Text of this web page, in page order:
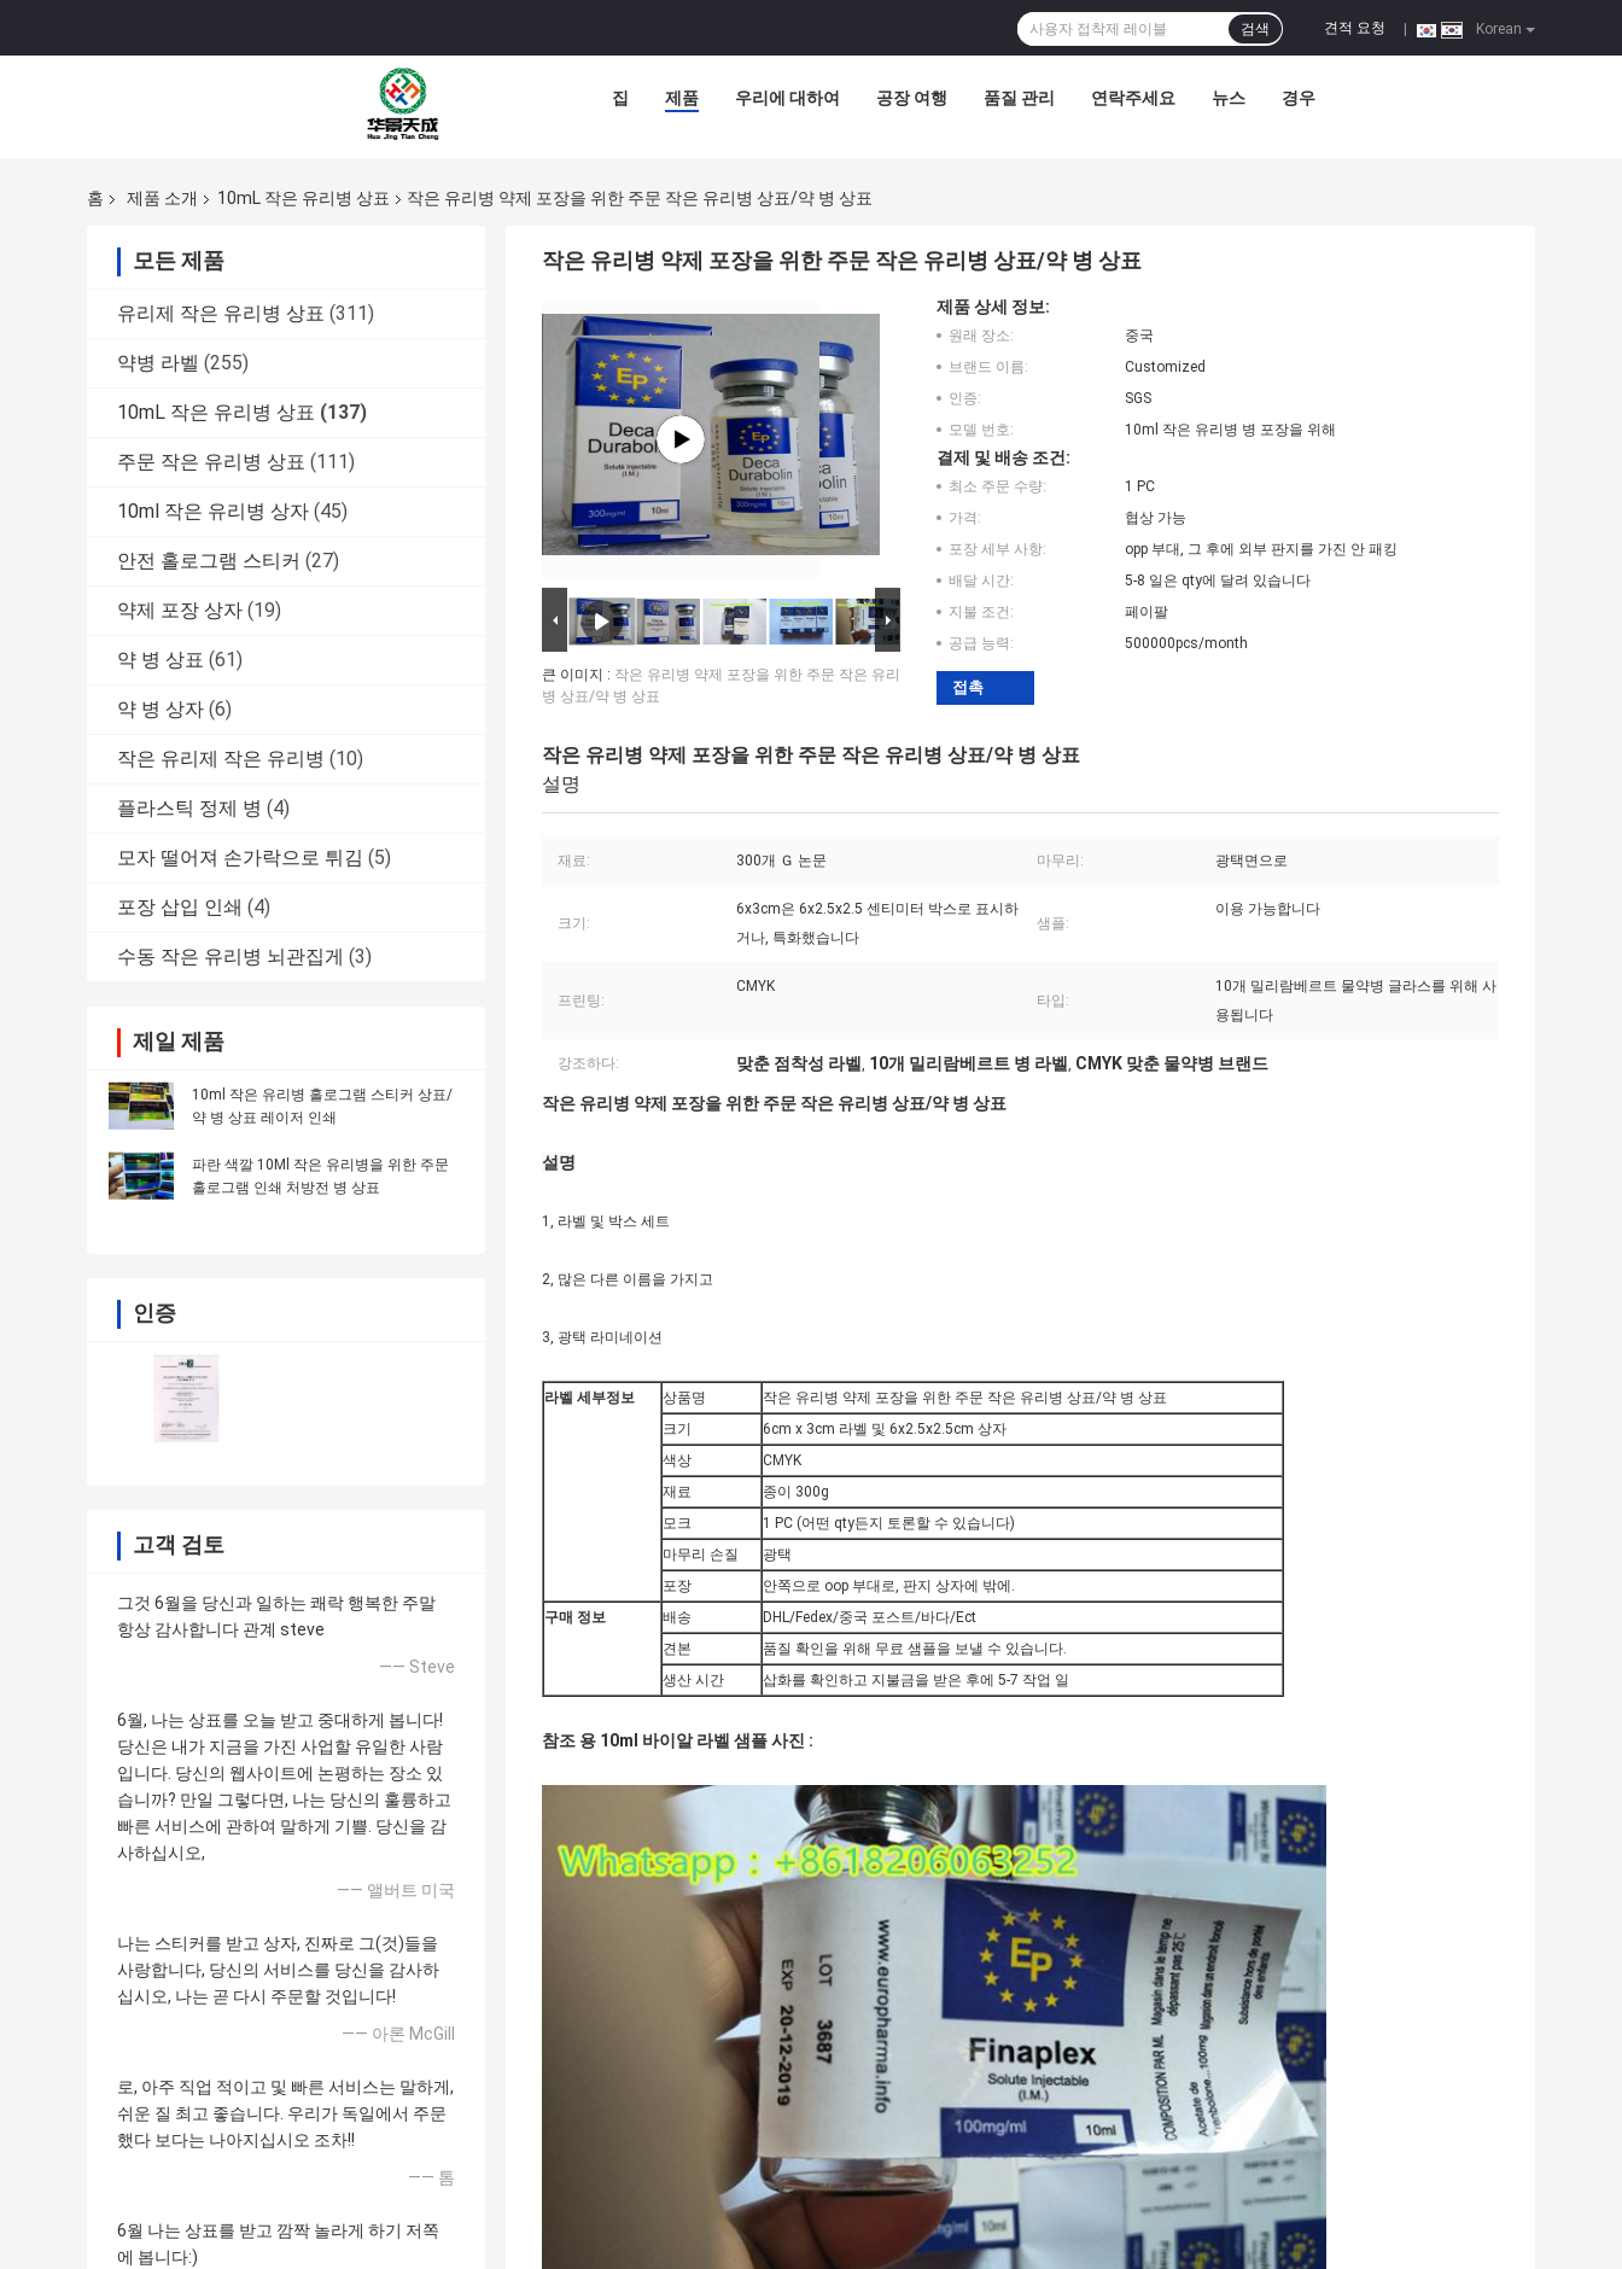
Korean
견적 요청
검색
집 제품 우리에 대하여 공장 여행 품질 관리 연락주세요 뉴스 경우
홈 제품 소개 10mL 작은 유리병 상표 작은 유리병 약제 포장을 위한 주문 작은 유리병 상표/약 병 상표
모든 제품
유리제 작은 유리병 상표 (311)
약병 라벨 (255)
10mL 작은 유리병 상표 (137)
주문 작은 유리병 상표 (111)
10ml 작은 유리병 상자 (45)
안전 홀로그램 스티커 (27)
약제 포장 상자 (19)
약 병 상표 (61)
약 병 상자 (6)
작은 유리제 작은 유리병 (10)
플라스틱 정제 병 (4)
모자 떨어져 손가락으로 튀김 (5)
포장 삽입 인쇄 (4)
수동 작은 유리병 뇌관집게 (3)
제일 제품
10ml 작은 유리병 홀로그램 스티커 상표/
약 병 상표 레이저 인쇄
파란 색깔 10Ml 작은 유리병을 위한 주문
홀로그램 인쇄 처방전 병 상표
인증
고객 검토
그것 6월을 당신과 일하는 쾌락 행복한 주말
항상 감사합니다 관계 steve
—— Steve
6월, 나는 상표를 오늘 받고 중대하게 봅니다!
당신은 내가 지금을 가진 사업할 유일한 사람
입니다. 당신의 웹사이트에 논평하는 장소 있
습니까? 만일 그렇다면, 나는 당신의 훌륭하고
빠른 서비스에 관하여 말하게 기쁠. 당신을 감
사하십시오,
—— 앨버트 미국
나는 스티커를 받고 상자, 진짜로 그(것)들을
사랑합니다, 당신의 서비스를 당신을 감사하
십시오, 나는 곧 다시 주문할 것입니다!
—— 아론 McGill
로, 아주 직업 적이고 및 빠른 서비스는 말하게,
쉬운 질 최고 좋습니다. 우리가 독일에서 주문
했다 보다는 나아지십시오 조차!!
—— 톰
6월 나는 상표를 받고 깜짝 놀라게 하기 저쪽
에 봅니다:)
작은 유리병 약제 포장을 위한 주문 작은 유리병 상표/약 병 상표
큰 이미지 : 작은 유리병 약제 포장을 위한 주문 작은 유리
병 상표/약 병 상표
제품 상세 정보:
원래 장소:
중국
브랜드 이름:
Customized
인증:
SGS
모델 번호:
10ml 작은 유리병 병 포장을 위해
결제 및 배송 조건:
최소 주문 수량:
1 PC
가격:
협상 가능
포장 세부 사항:
opp 부대, 그 후에 외부 판지를 가진 안 패킹
배달 시간:
5-8 일은 qty에 달려 있습니다
지불 조건:
페이팔
공급 능력:
500000pcs/month
접촉
작은 유리병 약제 포장을 위한 주문 작은 유리병 상표/약 병 상표
설명
재료: 300개 Ｇ 논문 마무리: 광택면으로
크기:
6x3cm은 6x2.5x2.5 센티미터 박스로 표시하
거나, 특화했습니다
샘플:
이용 가능합니다
프린팅:
CMYK
타입:
10개 밀리람베르트 물약병 글라스를 위해 사
용됩니다
강조하다: 맞춘 점착성 라벨, 10개 밀리람베르트 병 라벨, CMYK 맞춘 물약병 브랜드
작은 유리병 약제 포장을 위한 주문 작은 유리병 상표/약 병 상표
설명
1, 라벨 및 박스 세트
2, 많은 다른 이름을 가지고
3, 광택 라미네이션
라벨 세부정보 상품명
작은 유리병 약제 포장을 위한 주문 작은 유리병 상표/약 병 상표
크기
6cm x 3cm 라벨 및 6x2.5x2.5cm 상자
색상
CMYK
재료
종이 300g
모크
1 PC (어떤 qty든지 토론할 수 있습니다)
마무리 손질
광택
포장
안쪽으로 oop 부대로, 판지 상자에 밖에.
구매 정보
배송
DHL/Fedex/중국 포스트/바다/Ect
견본
품질 확인을 위해 무료 샘플을 보낼 수 있습니다.
생산 시간
삽화를 확인하고 지불금을 받은 후에 5-7 작업 일
참조 용 10ml 바이알 라벨 샘플 사진 :